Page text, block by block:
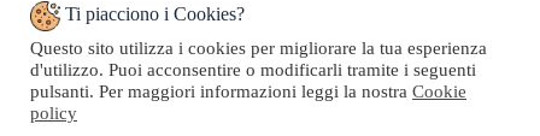
Politiche di Reso
Pagamenti & Spedizioni
Termini di utilizzo
Ti piacciono i Cookies?
Questo sito utilizza i cookies per migliorare la tua esperienza
d'utilizzo. Puoi acconsentire o modificarli tramite i seguenti
pulsanti. Per maggiori informazioni leggi la nostra Cookie
policy